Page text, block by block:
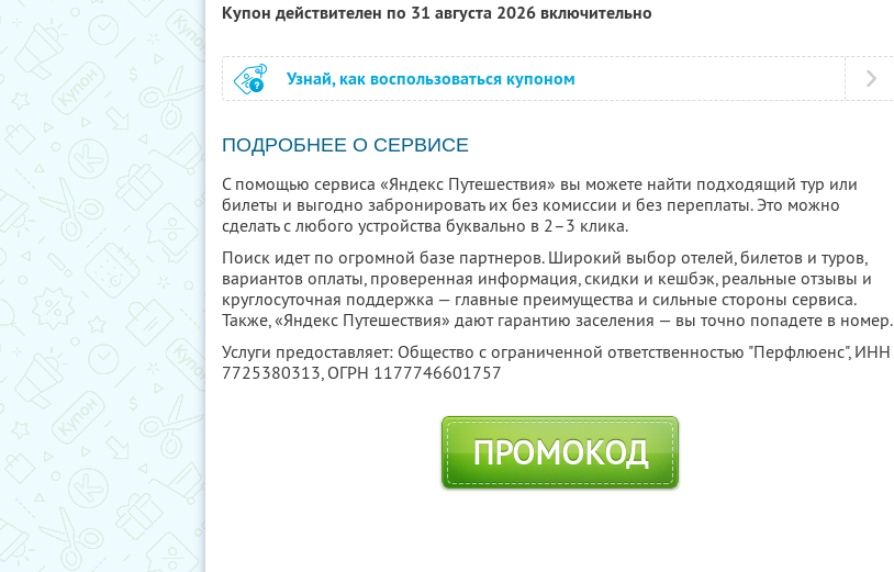
Купон действителен по 31 августа 2026 включительно
Узнай, как воспользоваться купоном
ПОДРОБНЕЕ О СЕРВИСЕ
С помощью сервиса «Яндекс Путешествия» вы можете найти подходящий тур или
билеты и выгодно забронировать их без комиссии и без переплаты. Это можно
сделать с любого устройства буквально в 2–3 клика.
Поиск идет по огромной базе партнеров. Широкий выбор отелей, билетов и туров,
вариантов оплаты, проверенная информация, скидки и кешбэк, реальные отзывы и
круглосуточная поддержка — главные преимущества и сильные стороны сервиса.
Также, «Яндекс Путешествия» дают гарантию заселения — вы точно попадете в номер.
Услуги предоставляет: Общество с ограниченной ответственностью "Перфлюенс", ИНН
7725380313, ОГРН 1177746601757
ПРОМОКОД